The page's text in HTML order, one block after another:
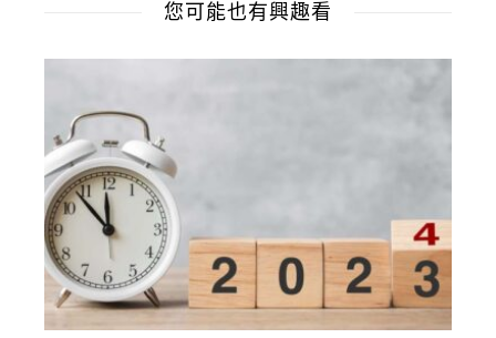
您可能也有興趣看